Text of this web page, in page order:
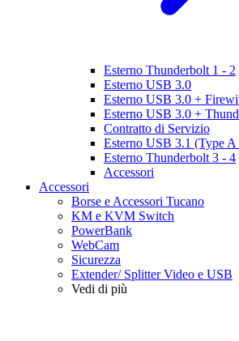
Esterno Thunderbolt 1 - 2
Esterno USB 3.0
Esterno USB 3.0 +
Esterno USB 3.0 +
Contratto di Servizio
Esterno USB 3.1 (Type A
Esterno Thunderbolt 3 - 4
Accessori
Accessori
Borse e Accessori Tucano
KM e KVM Switch
PowerBank
WebCam
Sicurezza
Extender/ Splitter Video e USB
Vedi di più